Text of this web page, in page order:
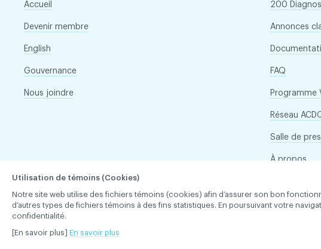
Accueil
Devenir membre
English
Gouvernance
Nous joindre
200
Annonces
FAQ
Programme
Réseau
Salle de
À propos
Association des chirurgiens dentistes du Québec © 2026 tous droits
Utilisation de témoins (Cookies)
Notre site web utilise des fichiers témoins (cookies) afin d’assurer son bon
d’autres types de fichiers témoins à des fins statistiques. En poursuivant votre
confidentialité.
[En savoir plus] En savoir plus